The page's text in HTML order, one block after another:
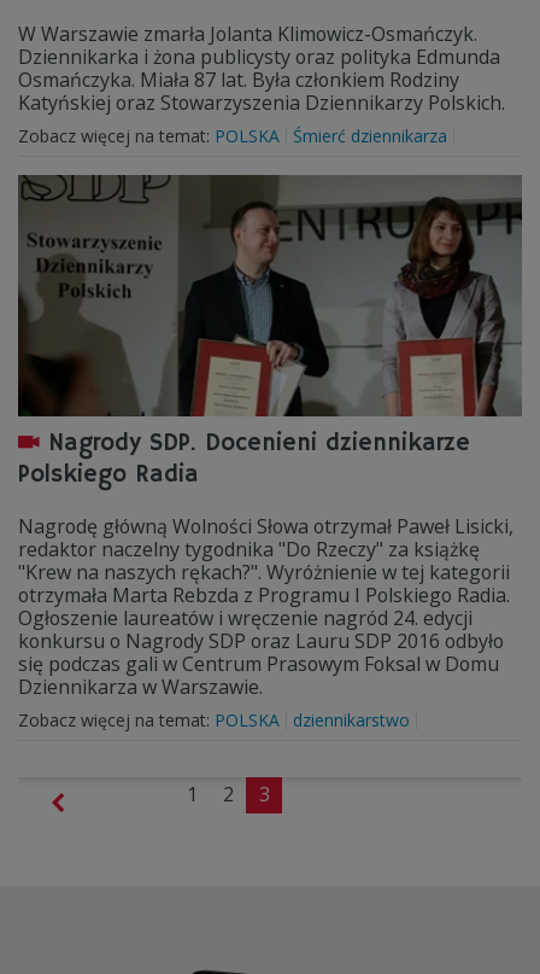
W Warszawie zmarła Jolanta Klimowicz-Osmańczyk.
Dziennikarka i żona publicysty oraz polityka Edmunda
Osmańczyka. Miała 87 lat. Była członkiem Rodziny
Katyńskiej oraz Stowarzyszenia Dziennikarzy Polskich.
Zobacz więcej na temat: POLSKA Śmierć dziennikarza
Nagrody SDP. Docenieni dziennikarze
Polskiego Radia
Nagrodę główną Wolności Słowa otrzymał Paweł Lisicki,
redaktor naczelny tygodnika "Do Rzeczy" za książkę
"Krew na naszych rękach?". Wyróżnienie w tej kategorii
otrzymała Marta Rebzda z Programu I Polskiego Radia.
Ogłoszenie laureatów i wręczenie nagród 24. edycji
konkursu o Nagrody SDP oraz Lauru SDP 2016 odbyło
się podczas gali w Centrum Prasowym Foksal w Domu
Dziennikarza w Warszawie.
Zobacz więcej na temat: POLSKA dziennikarstwo
1 2 3